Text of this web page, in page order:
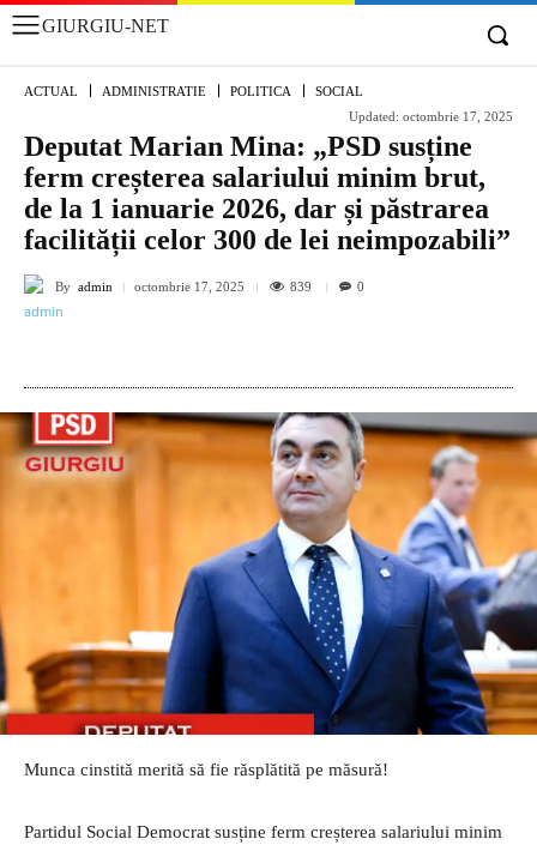
GIURGIU-NET
ACTUAL ADMINISTRATIE POLITICA
SOCIAL
Updated: octombrie 17, 2025
Deputat Marian Mina: „PSD susține
ferm creșterea salariului minim brut,
de la 1 ianuarie 2026, dar și păstrarea
facilității celor 300 de lei neimpozabili”
By admin octombrie 17, 2025 839 0
Munca cinstită merită să fie răsplătită pe măsură!
Partidul Social Democrat susține ferm creșterea salariului minim